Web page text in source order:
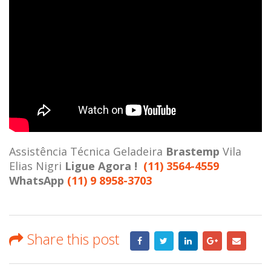
Assistência Técnica Geladeira Brastemp Vila
Elias Nigri Ligue Agora ! (11) 3564-4559
WhatsApp (11) 9 8958-3703
Share this post